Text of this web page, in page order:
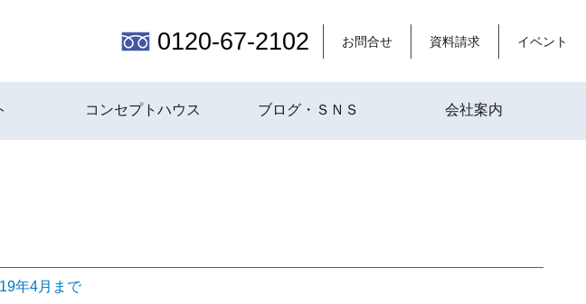
0120-67-2102 お問合せ 資料請求 イベント
コンセプトハウス ブログ・ＳＮＳ 会社案内
年4月まで